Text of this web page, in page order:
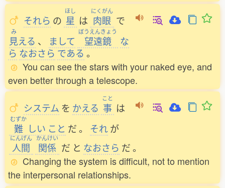
それら の
ほし
星 は
にくがん
肉眼 で
み
見える 、 まして
ぼうえんきょう
望遠鏡
な
ら なおさら である 。
You can see the stars with your naked eye, and
even better through a telescope.
システム を かえる
こと
事 は
むずか
難 しい こと だ。 それが
にんげん
人間
かんけい
関係 だ と なおさら だ。
Changing the system is difficult, not to mention
the interpersonal relationships.